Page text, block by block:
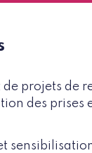
projets de
des prises